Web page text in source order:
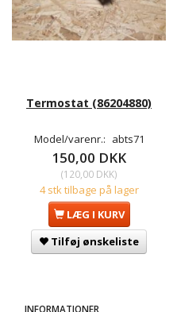
Termostat (86204880)
Model/varenr.: abts71
150,00 DKK
(120,00 DKK)
4 stk tilbage på lager
LÆG I KURV
Tilføj ønskeliste
INFORMATIONER